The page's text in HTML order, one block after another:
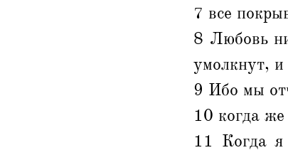
7 все
8 Любовь
умолкнут, и
9 Ибо мы
10 когда же
11 Когда я